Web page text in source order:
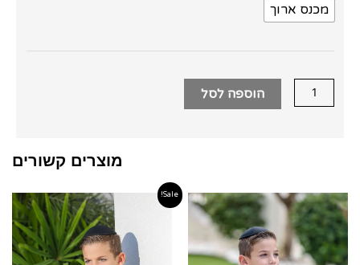
מכנס ארוך
זהב
הוספה לסל
מוצרים קשורים
טווח
מחירים:
עד
Sale!
טווח
עד